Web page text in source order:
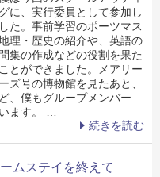
に、実行委員として参加し
た。事前学習のポーツマス
理・歴史の紹介や、英語の
集の作成などの役割を果た
とができました。メアリー
ズ号の博物館を見たあと、
、僕もグループメンバー
ます。 …
続きを読む
ムステイを終えて